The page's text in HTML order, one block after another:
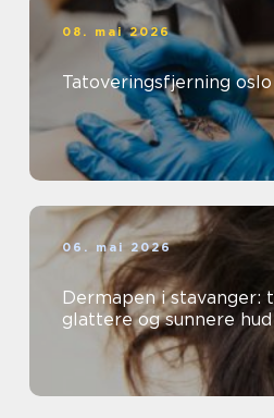
08. mai 2026
Tatoveringsfjerning oslo
06. mai 2026
Dermapen i stavanger:
glattere og sunnere hud